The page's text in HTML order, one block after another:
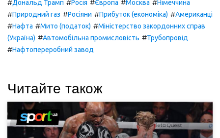
#Дональд Трамп #Росія #Європа #Москва #Німеччина
#Природний газ #Росіяни #Прибуток (економіка) #Американці
#Нафта #Мито (податок) #Міністерство закордонних справ
(Україна) #Автомобільна промисловість #Трубопровід
#Нафтопереробний завод
Читайте також